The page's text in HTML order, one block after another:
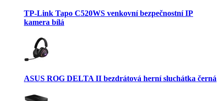
TP-Link Tapo C520WS venkovní bezpečnostní IP
kamera bílá
ASUS ROG DELTA II bezdrátová herní sluchátka černá